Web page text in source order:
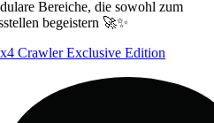
Bereiche, die sowohl zum
begeistern 🚀✨
Crawler Exclusive Edition